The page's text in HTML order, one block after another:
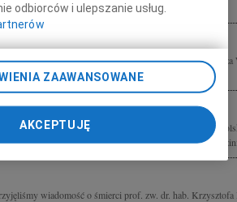
o przyjaźni, mądrości i dobroci, jaką nam przez całe...
Wojtkowi i Bliskim Profesora Krzysztofa Marlicza
Inka i Zofia Monsiorskie oraz Marta Lisińska
o śmierci prof. Krzysztofa Marlicza wybitnego
Medycznej w Szczecinie Wyrazy współczucia
wiadomość o śmierci prof. zw. dr. hab. Krzysztofa
odbiorców i ulepszanie usług.
ZAAWANSOWANE
AKCEPTUJĘ